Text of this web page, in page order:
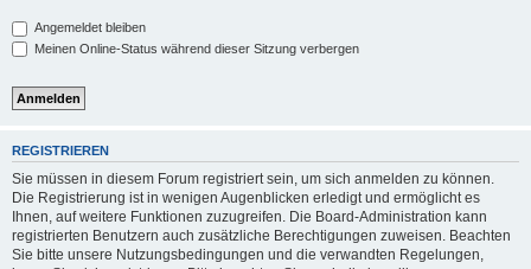
Angemeldet bleiben
Meinen Online-Status während dieser Sitzung verbergen
REGISTRIEREN
Sie müssen in diesem Forum registriert sein, um sich anmelden zu können.
Die Registrierung ist in wenigen Augenblicken erledigt und ermöglicht es
Ihnen, auf weitere Funktionen zuzugreifen. Die Board-Administration kann
registrierten Benutzern auch zusätzliche Berechtigungen zuweisen. Beachten
Sie bitte unsere Nutzungsbedingungen und die verwandten Regelungen,